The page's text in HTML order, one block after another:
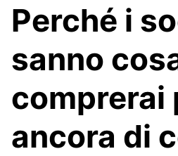
Perché i
sanno
comprerai
ancora di